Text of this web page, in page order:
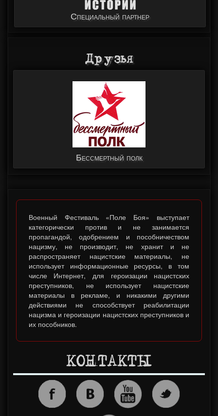
Специальный партнер
Друзья
Бессмертный полк
Мастерская Simonov Motors
Военный Фестиваль «Поле Боя» выступает
категорически против и не занимается
пропагандой, одобрением и пособничеством
нацизму, не производит, не хранит и не
распространяет нацистские материалы, не
использует информационные ресурсы, в том
числе Интернет, для героизации нацистских
преступников, не использует нацистские
материалы в рекламе, и никакими другими
действиями не способствует реабилитации
нацизма и героизации нацистских преступников и
их пособников.
КОНТАКТЫ